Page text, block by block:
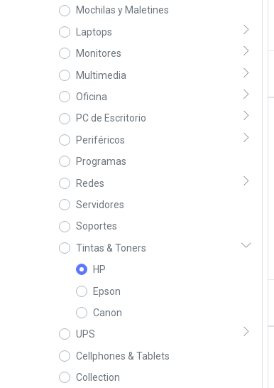
Mochilas y Maletines
Laptops
Monitores
Multimedia
Oficina
PC de Escritorio
Periféricos
Programas
Redes
Servidores
Soportes
Tintas & Toners
HP
Epson
Canon
UPS
Cellphones & Tablets
Collection